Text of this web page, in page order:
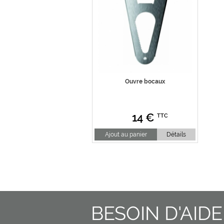
Ouvre bocaux
14€ TTC
Ajout au panier Détails
BESOIN